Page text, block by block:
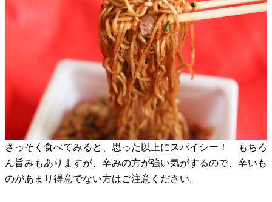
さっそく食べてみると、思った以上にスパイシー！ もちろ
ん旨みもありますが、辛みの方が強い気がするので、辛いも
のがあまり得意でない方はご注意ください。